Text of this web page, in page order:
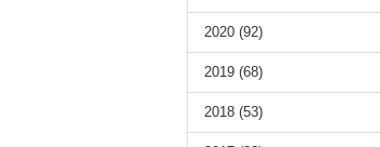
2020 (92)
2019 (68)
2018 (53)